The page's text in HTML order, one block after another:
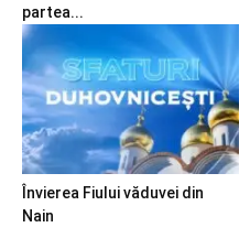
partea...
Învierea Fiului văduvei din
Nain